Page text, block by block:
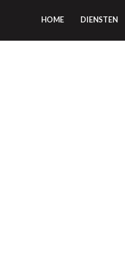
HOME DIENSTEN